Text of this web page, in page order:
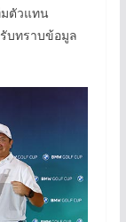
ตัวแทน
บทราบข้อมูล